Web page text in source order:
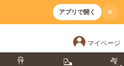
アプリで開く ×
マイページ